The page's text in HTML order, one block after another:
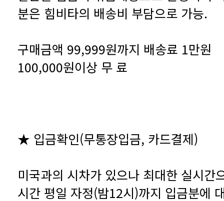
분은 힘비타의 배송비 부담으로 가능.
구매금액 99,999원까지 배송료 1만원
100,000원이상 무 료
★ 입금확인(무통장입금, 카드결제)